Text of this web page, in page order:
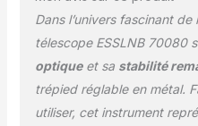
Dans l’univers fascinant de
télescope ESSLNB 70080
optiqueet sa stabilité
trépied réglable en métal.
utiliser, cet instrument